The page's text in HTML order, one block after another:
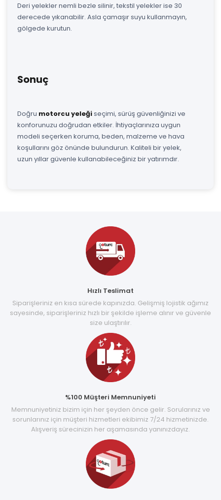
Deri yelekler nemli bezle silinir, tekstil yelekler ise 30
derecede yıkanabilir. Asla çamaşır suyu kullanmayın,
gölgede kurutun.
Sonuç
Doğru motorcu yeleğiseçimi, sürüş güvenliğinizi ve
konforunuzu doğrudan etkiler. İhtiyaçlarınıza uygun
modeli seçerken koruma, beden, malzeme ve hava
koşullarını göz önünde bulundurun. Kaliteli bir yelek,
uzun yıllar güvenle kullanabileceğiniz bir yatırımdır.
Hızlı Teslimat
Siparişleriniz en kısa sürede kapınızda. Gelişmiş lojistik ağımız
sayesinde, siparişleriniz hızlı bir şekilde işleme alınır ve güvenle
size ulaştırılır.
%100 Müşteri Memnuniyeti
Memnuniyetiniz bizim için her şeyden önce gelir. Sorularınız ve
sorunlarınız için müşteri hizmetleri ekibimiz 7/24 hizmetinizde.
Alışveriş sürecinizin her aşamasında yanınızdayız.